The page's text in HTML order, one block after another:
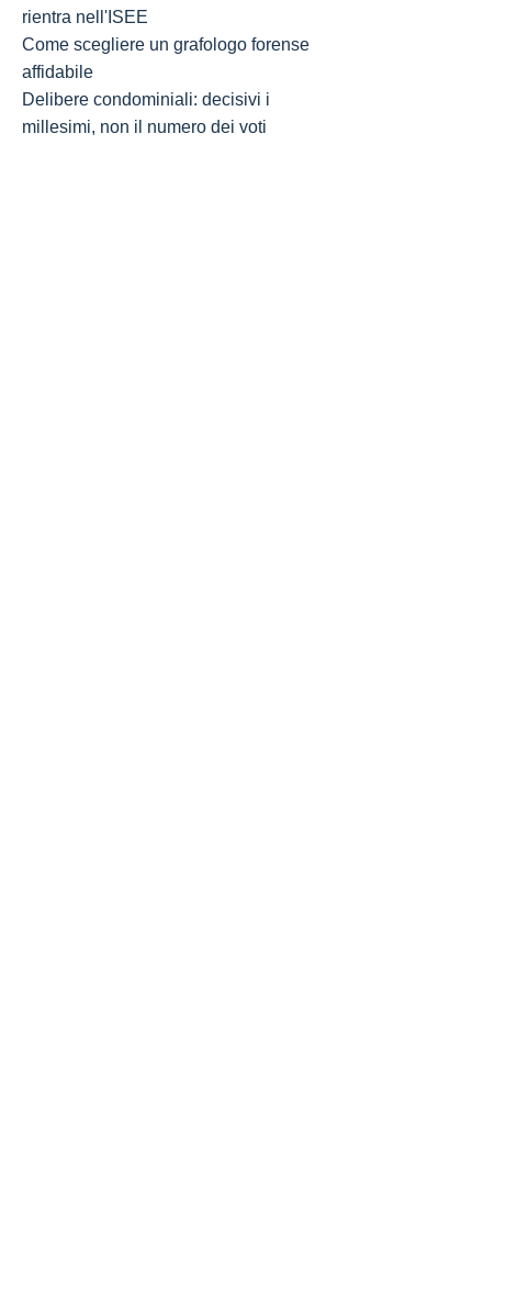
rientra nell'ISEE
Come scegliere un grafologo forense
affidabile
Delibere condominiali: decisivi i
millesimi, non il numero dei voti